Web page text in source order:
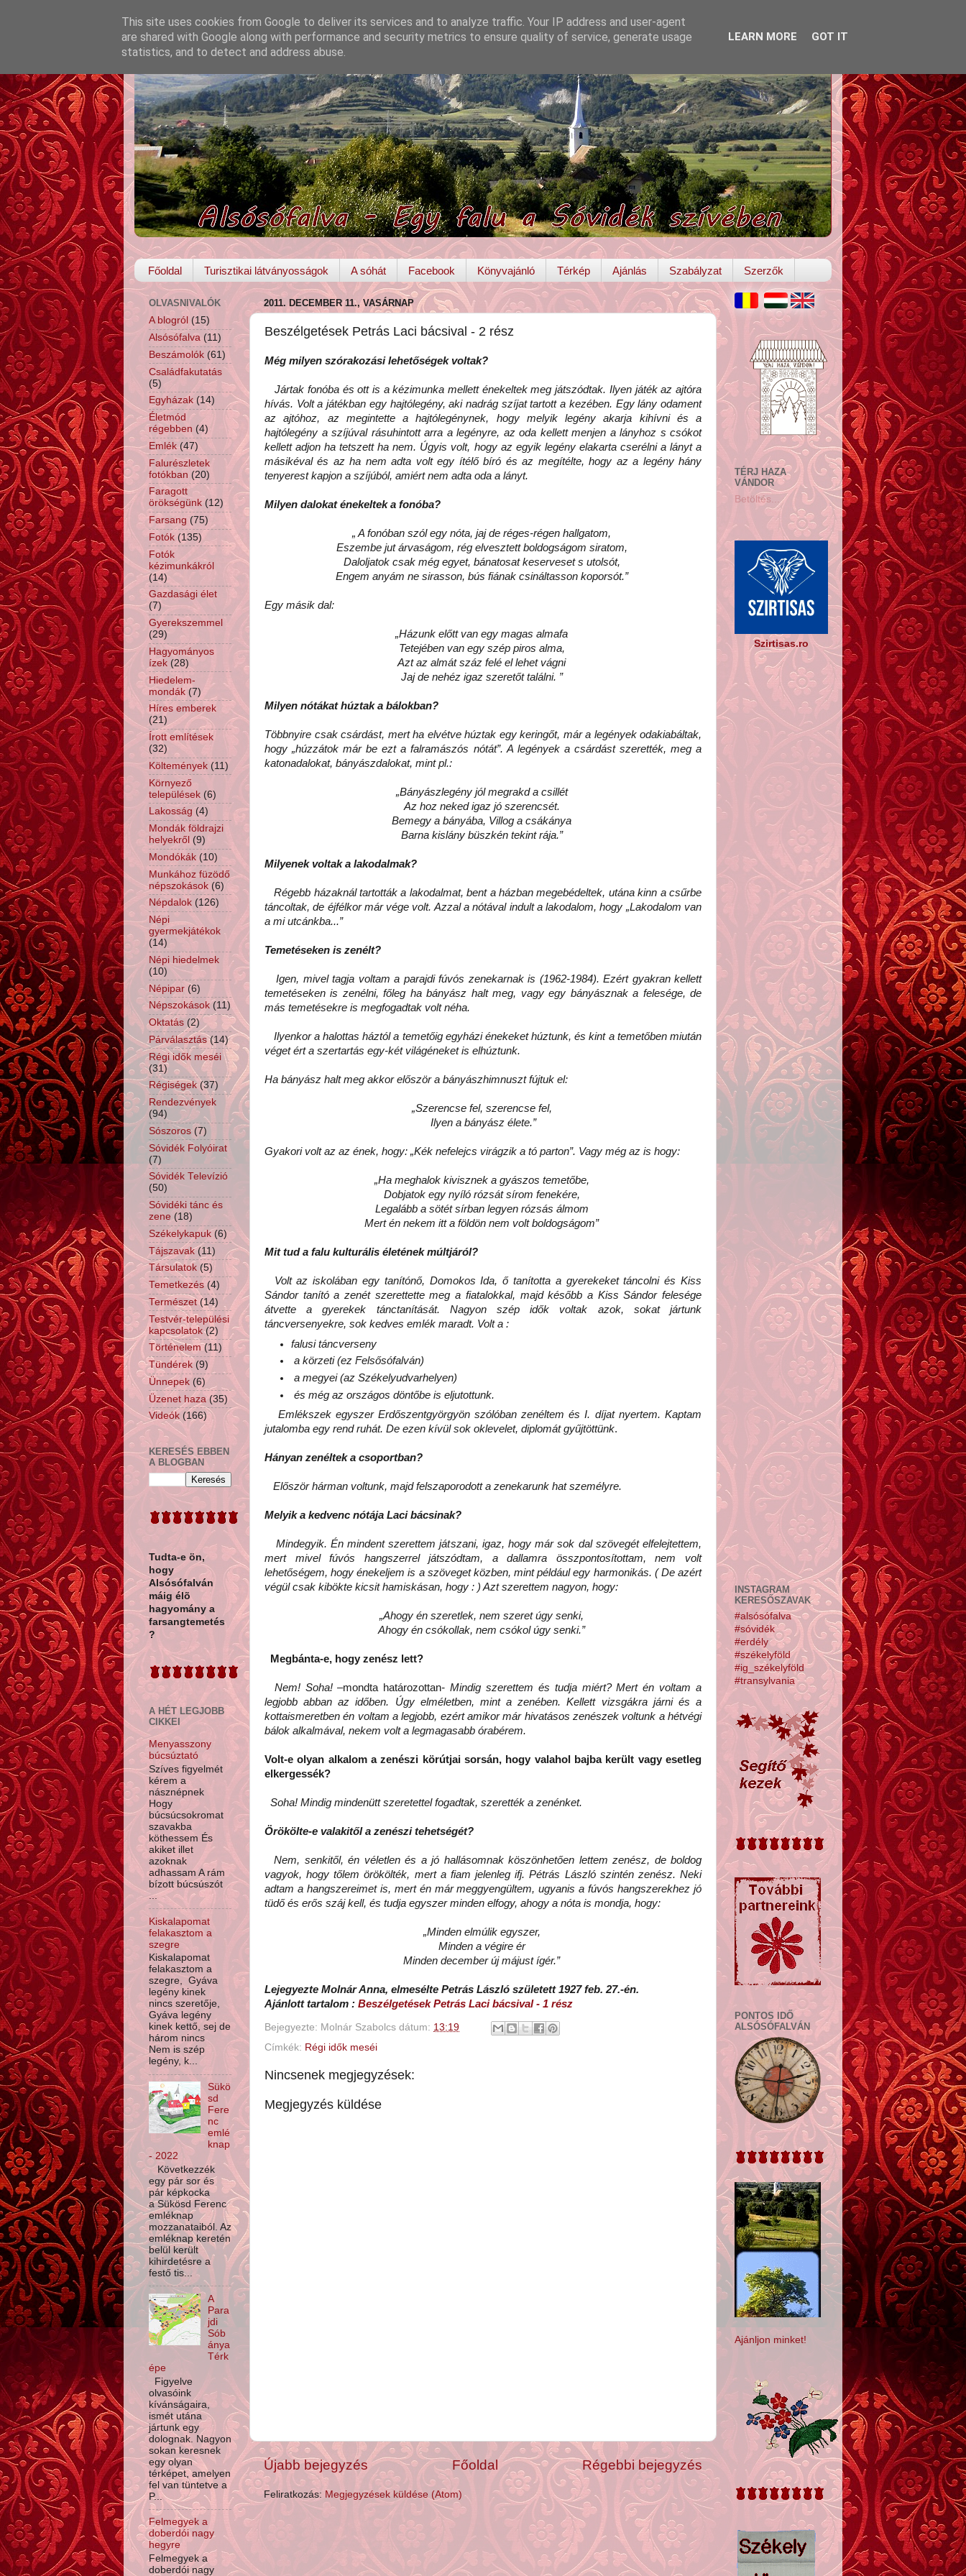
Főoldal Turisztikai látványosságok A sóhát Facebook Könyvajánló Térkép Ajánlás Szabályzat Szerzők
2011. DECEMBER 11., VASÁRNAP
Beszélgetések Petrás Laci bácsival - 2 rész
Még milyen szórakozási lehetőségek voltak?
Jártak fonóba és ott is a kézimunka mellett énekeltek meg játszódtak. Ilyen játék az ajtóra
hívás. Volt a játékban egy hajtólegény, aki nadrág szíjat tartott a kezében. Egy lány odament
az ajtóhoz, az megintette a hajtólegénynek, hogy melyik legény akarja kihívni és a
hajtólegény a szíjúval rásuhintott arra a legényre, az oda kellett menjen a lányhoz s csókot
kellett adjon ha tetszett ha nem. Úgyis volt, hogy az egyik legény elakarta cserélni a lányt a
másikéval és az ha nem adta volt egy ítélő bíró és az megítélte, hogy az a legény hány
tenyerest kapjon a szíjúból, amiért nem adta oda a lányt.
Milyen dalokat énekeltek a fonóba?
„ A fonóban szól egy nóta, jaj de réges-régen hallgatom,
Eszembe jut árvaságom, rég elvesztett boldogságom siratom,
Daloljatok csak még egyet, bánatosat keserveset s utolsót,
Engem anyám ne sirasson, bús fiának csináltasson koporsót.”
Egy másik dal:
„Házunk előtt van egy magas almafa
Tetejében van egy szép piros alma,
Azt az almát száz felé el lehet vágni
Jaj de nehéz igaz szeretőt találni. ”
Milyen nótákat húztak a bálokban?
Többnyire csak csárdást, mert ha elvétve húztak egy keringőt, már a legények odakiabáltak,
hogy „húzzátok már be ezt a falramászós nótát”. A legények a csárdást szerették, meg a
katonadalokat, bányászdalokat, mint pl.:
„Bányászlegény jól megrakd a csillét
Az hoz neked igaz jó szerencsét.
Bemegy a bányába, Villog a csákánya
Barna kislány büszkén tekint rája.”
Milyenek voltak a lakodalmak?
Régebb házaknál tartották a lakodalmat, bent a házban megebédeltek, utána kinn a csűrbe
táncoltak, de éjfélkor már vége volt. Azzal a nótával indult a lakodalom, hogy „Lakodalom van
a mi utcánkba...”
Temetéseken is zenélt?
Igen, mivel tagja voltam a parajdi fúvós zenekarnak is (1962-1984). Ezért gyakran kellett
temetéseken is zenélni, főleg ha bányász halt meg, vagy egy bányásznak a felesége, de
más temetésekre is megfogadtak volt néha.
Ilyenkor a halottas háztól a temetőig egyházi énekeket húztunk, és kint a temetőben miután
véget ért a szertartás egy-két világéneket is elhúztunk.
Ha bányász halt meg akkor először a bányászhimnuszt fújtuk el:
„Szerencse fel, szerencse fel,
Ilyen a bányász élete.”
Gyakori volt az az ének, hogy: „Kék nefelejcs virágzik a tó parton”. Vagy még az is hogy:
„Ha meghalok kivisznek a gyászos temetőbe,
Dobjatok egy nyíló rózsát sírom fenekére,
Legalább a sötét sírban legyen rózsás álmom
Mert én nekem itt a földön nem volt boldogságom”
Mit tud a falu kulturális életének múltjáról?
Volt az iskolában egy tanítónő, Domokos Ida, ő tanította a gyerekeket táncolni és Kiss
Sándor tanító a zenét szerettette meg a fiatalokkal, majd később a Kiss Sándor felesége
átvette a gyerekek tánctanítását. Nagyon szép idők voltak azok, sokat jártunk
táncversenyekre, sok kedves emlék maradt. Volt a :
falusi táncverseny
a körzeti (ez Felsősófalván)
a megyei (az Székelyudvarhelyen)
és még az országos döntőbe is eljutottunk.
Emlékszek egyszer Erdőszentgyörgyön szólóban zenéltem és I. díjat nyertem. Kaptam
jutalomba egy rend ruhát. De ezen kívül sok oklevelet, diplomát gyűjtöttünk.
Hányan zenéltek a csoportban?
Először hárman voltunk, majd felszaporodott a zenekarunk hat személyre.
Melyik a kedvenc nótája Laci bácsinak?
Mindegyik. Én mindent szerettem játszani, igaz, hogy már sok dal szövegét elfelejtettem,
mert mivel fúvós hangszerrel játszódtam, a dallamra összpontosítottam, nem volt
lehetőségem, hogy énekeljem is a szöveget közben, mint például egy harmonikás. ( De azért
végül csak kibökte kicsit hamiskásan, hogy : ) Azt szerettem nagyon, hogy:
„Ahogy én szeretlek, nem szeret úgy senki,
Ahogy én csókollak, nem csókol úgy senki.”
Megbánta-e, hogy zenész lett?
Nem! Soha! –mondta határozottan- Mindig szerettem és tudja miért? Mert én voltam a
legjobb abban az időben. Úgy elméletben, mint a zenében. Kellett vizsgákra járni és a
kottaismeretben én voltam a legjobb, ezért amikor már hivatásos zenészek voltunk a hétvégi
bálok alkalmával, nekem volt a legmagasabb órabérem.
Volt-e olyan alkalom a zenészi körútjai sorsán, hogy valahol bajba került vagy esetleg
elkergessék?
Soha! Mindig mindenütt szeretettel fogadtak, szerették a zenénket.
Örökölte-e valakitől a zenészi tehetségét?
Nem, senkitől, én véletlen és a jó hallásomnak köszönhetően lettem zenész, de boldog
vagyok, hogy tőlem örökölték, mert a fiam jelenleg ifj. Pétrás László szintén zenész. Neki
adtam a hangszereimet is, mert én már meggyengültem, ugyanis a fúvós hangszerekhez jó
tüdő és erős száj kell, és tudja egyszer minden elfogy, ahogy a nóta is mondja, hogy:
„Minden elmúlik egyszer,
Minden a végire ér
Minden december új májust ígér.”
Lejegyezte Molnár Anna, elmesélte Petrás László született 1927 feb. 27.-én.
Ajánlott tartalom : Beszélgetések Petrás Laci bácsival - 1 rész
Bejegyezte: Molnár Szabolcs dátum: 13:19
Címkék: Régi idők meséi
Nincsenek megjegyzések:
Megjegyzés küldése
Újabb bejegyzés Régebbi bejegyzés
Főoldal
Feliratkozás: Megjegyzések küldése (Atom)
OLVASNIVALÓK
A blogról (15)
Alsósófalva (11)
Beszámolók (61)
Családfakutatás
(5)
Egyházak (14)
Életmód
régebben (4)
Emlék (47)
Falurészletek
fotókban (20)
Faragott
örökségünk (12)
Farsang (75)
Fotók (135)
Fotók
kézimunkákról
(14)
Gazdasági élet
(7)
Gyerekszemmel
(29)
Hagyományos
ízek (28)
Hiedelem-
mondák (7)
Híres emberek
(21)
Írott említések
(32)
Költemények (11)
Környező
települések (6)
Lakosság (4)
Mondák földrajzi
helyekről (9)
Mondókák (10)
Munkához füzödő
népszokások (6)
Népdalok (126)
Népi
gyermekjátékok
(14)
Népi hiedelmek
(10)
Népipar (6)
Népszokások (11)
Oktatás (2)
Párválasztás (14)
Régi idők meséi
(31)
Régiségek (37)
Rendezvények
(94)
Sószoros (7)
Sóvidék Folyóirat
(7)
Sóvidék Televízió
(50)
Sóvidéki tánc és
zene (18)
Székelykapuk (6)
Tájszavak (11)
Társulatok (5)
Temetkezés (4)
Természet (14)
Testvér-települési
kapcsolatok (2)
Történelem (11)
Tündérek (9)
Ünnepek (6)
Üzenet haza (35)
Videók (166)
KERESÉS EBBEN
A BLOGBAN
Tudta-e ön,
hogy
Alsósófalván
máig élõ
hagyomány a
farsangtemetés
?
A HÉT LEGJOBB
CIKKEI
Menyasszony
búcsúztató
Szíves figyelmét
kérem a
násznépnek
Hogy
búcsúcsokromat
szavakba
köthessem És
akiket illet
azoknak
adhassam A rám
bízott búcsúszót
...
Kiskalapomat
felakasztom a
szegre
Kiskalapomat
felakasztom a
szegre, Gyáva
legény kinek
nincs szeretője,
Gyáva legény
kinek kettő, sej de
három nincs
Nem is szép
legény, k...
Sükö
sd
Fere
nc
emlé
knap
- 2022
Következzék
egy pár sor és
pár képkocka
a Sükösd Ferenc
emléknap
mozzanataiból. Az
emléknap keretén
belül került
kihirdetésre a
festő tis...
A
Para
jdi
Sób
ánya
Térk
épe
Figyelve
olvasóink
kívánságaira,
ismét utána
jártunk egy
dolognak. Nagyon
sokan keresnek
egy olyan
térképet, amelyen
fel van tüntetve a
P...
Felmegyek a
doberdói nagy
hegyre
Felmegyek a
doberdói nagy
TÉRJ HAZA
VÁNDOR
Betöltés...
Szirtisas.ro
INSTAGRAM
KERESŐSZAVAK
#alsósófalva
#sóvidék
#erdély
#székelyföld
#ig_székelyföld
#transylvania
PONTOS IDŐ
ALSÓSÓFALVÁN
Ajánljon minket!
This site uses cookies from Google to deliver its services and to analyze traffic. Your IP address and user-agent
are shared with Google along with performance and security metrics to ensure quality of service, generate usage
statistics, and to detect and address abuse.
LEARN MORE GOT IT